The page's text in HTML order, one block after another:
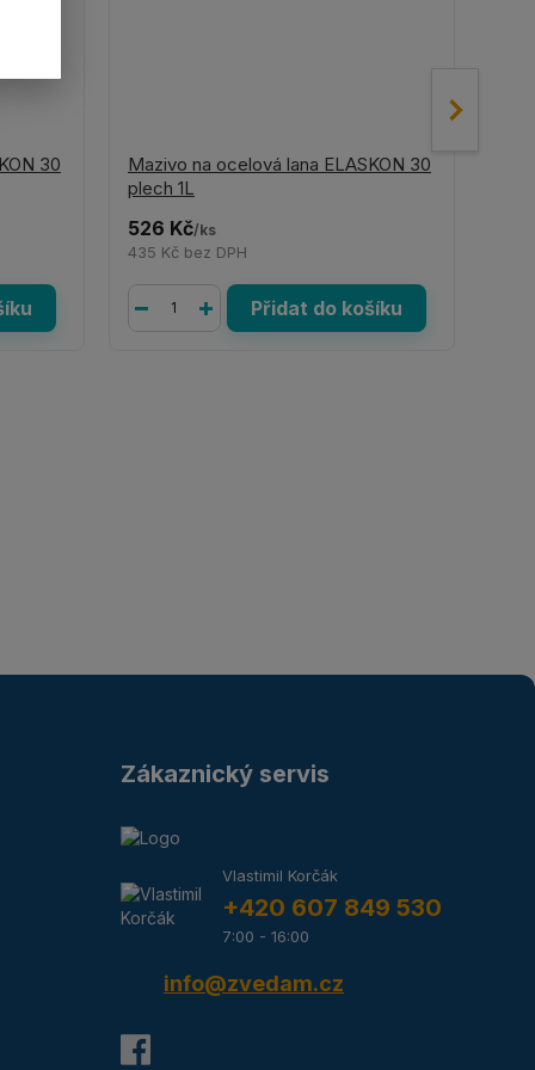
30
Mazivo na ocelová lana ELASKON 30
plech 1L
526 Kč/ks
435 Kč bez DPH
Přidat do košíku
Zákaznický servis
Vlastimil Korčák
+420 607 849 530
7:00 - 16:00
info@zvedam.cz